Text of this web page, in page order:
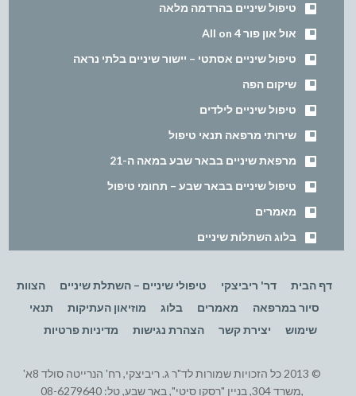
טיפול שיניים בהרדמה מלאה
אול און פור All on 4
טיפול שיניים אסתטי – יישור שיניים בלתי נראה
שיקום הפה
טיפול שיניים לילדים
שירותי מרפאה תנאי טיפול
מרפאת שיניים בבאר שבע במאה ה-21
טיפול שיניים בבאר שבע – תחומי טיפול
מאמרים
בלוג השתלות שיניים
דף הבית דר' ריביצקי טיפולי שיניים – השתלת שיניים
הצוות
סיור במרפאה
מאמרים בלוג מוזיאון העתיקות
תנאי
שימוש
יצירת קשר הצהרת נגישות מדיניות פרטיות
© 2013 כל הזכויות שמורות לד"ר ג. ריביצקי, רח' הנרייטה סולד 8א'
,משרד 304, בניין "רסקו סיטי", באר שבע, טל: 08-6279640